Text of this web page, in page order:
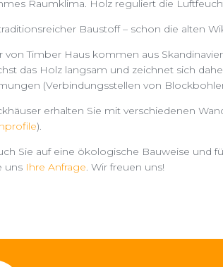
Raumklima. Holz reguliert die
Baustoff – schon die alten
von Timber Haus kommen aus
das Holz langsam und zeichnet sich
(Verbindungsstellen von
erhalten Sie mit verschiedenen
).
Sie auf eine ökologische Bauweise und
uns Ihre Anfrage. Wir freuen uns!